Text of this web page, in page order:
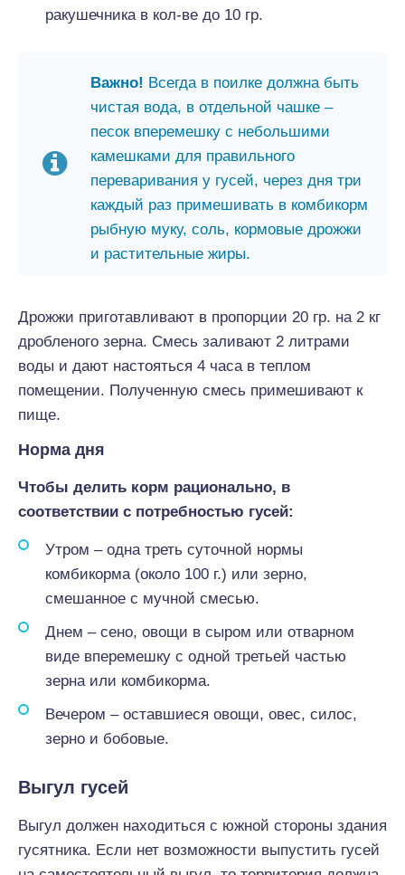
ракушечника в кол-ве до 10 гр.
Важно! Всегда в поилке должна быть
чистая вода, в отдельной чашке –
песок вперемешку с небольшими
камешками для правильного
переваривания у гусей, через дня три
каждый раз примешивать в комбикорм
рыбную муку, соль, кормовые дрожжи
и растительные жиры.
Дрожжи приготавливают в пропорции 20 гр. на 2 кг
дробленого зерна. Смесь заливают 2 литрами
воды и дают настояться 4 часа в теплом
помещении. Полученную смесь примешивают к
пище.
Норма дня
Чтобы делить корм рационально, в
соответствии с потребностью гусей:
Утром – одна треть суточной нормы
комбикорма (около 100 г.) или зерно,
смешанное с мучной смесью.
Днем – сено, овощи в сыром или отварном
виде вперемешку с одной третьей частью
зерна или комбикорма.
Вечером – оставшиеся овощи, овес, силос,
зерно и бобовые.
Выгул гусей
Выгул должен находиться с южной стороны здания
гусятника. Если нет возможности выпустить гусей